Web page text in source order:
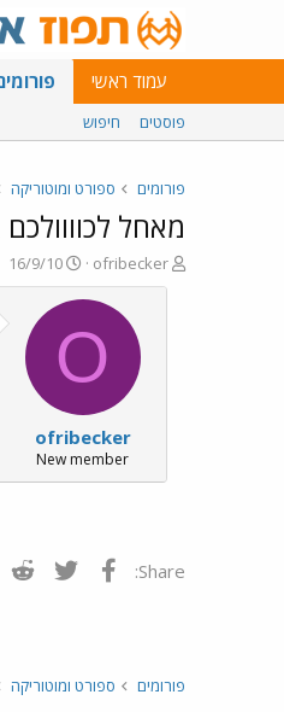
עמוד ראשי
פוסטים חיפוש
פורומים ספורט ומוטוריקה
מאחל
פ
ו
ofribecker
פ
ו
ר
ם
ב
א
ר
י
ך
16/9/10
O
ofribecker
New member
Share: פייסבוק
פורומים ספורט ומוטוריקה